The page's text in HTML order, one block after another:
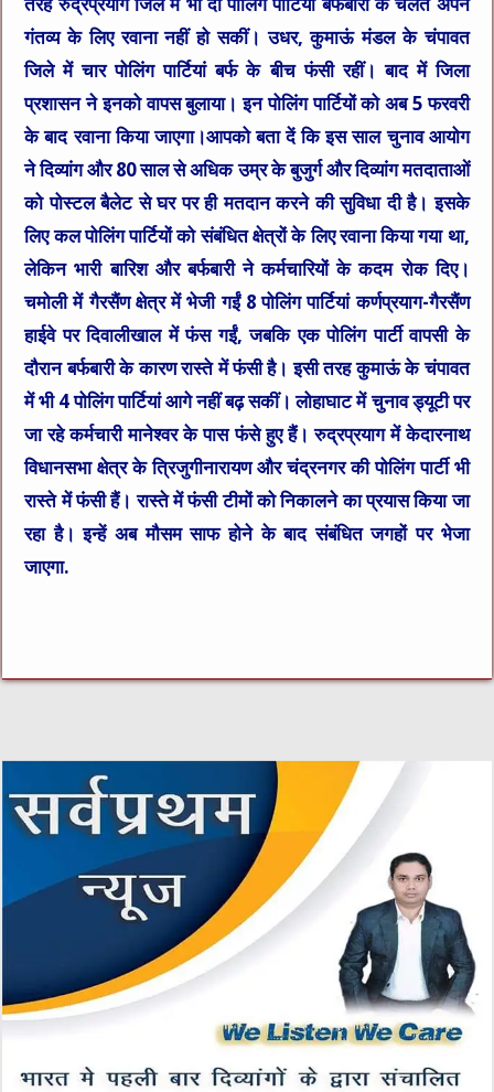
तरह रुद्रप्रयाग जिले में भी दो पोलिंग पार्टियां बर्फबारी के चलते अपने
गंतव्य के लिए रवाना नहीं हो सकीं। उधर, कुमाऊं मंडल के चंपावत
जिले में चार पोलिंग पार्टियां बर्फ के बीच फंसी रहीं। बाद में जिला
प्रशासन ने इनको वापस बुलाया। इन पोलिंग पार्टियों को अब 5 फरवरी
के बाद रवाना किया जाएगा।आपको बता दें कि इस साल चुनाव आयोग
ने दिव्यांग और 80 साल से अधिक उम्र के बुजुर्ग और दिव्यांग मतदाताओं
को पोस्टल बैलेट से घर पर ही मतदान करने की सुविधा दी है। इसके
लिए कल पोलिंग पार्टियों को संबंधित क्षेत्रों के लिए रवाना किया गया था,
लेकिन भारी बारिश और बर्फबारी ने कर्मचारियों के कदम रोक दिए।
चमोली में गैरसैंण क्षेत्र में भेजी गईं 8 पोलिंग पार्टियां कर्णप्रयाग-गैरसैंण
हाईवे पर दिवालीखाल में फंस गईं, जबकि एक पोलिंग पार्टी वापसी के
दौरान बर्फबारी के कारण रास्ते में फंसी है। इसी तरह कुमाऊं के चंपावत
में भी 4 पोलिंग पार्टियां आगे नहीं बढ़ सकीं। लोहाघाट में चुनाव ड्यूटी पर
जा रहे कर्मचारी मानेश्वर के पास फंसे हुए हैं। रुद्रप्रयाग में केदारनाथ
विधानसभा क्षेत्र के त्रिजुगीनारायण और चंद्रनगर की पोलिंग पार्टी भी
रास्ते में फंसी हैं। रास्ते में फंसी टीमों को निकालने का प्रयास किया जा
रहा है। इन्हें अब मौसम साफ होने के बाद संबंधित जगहों पर भेजा
जाएगा.